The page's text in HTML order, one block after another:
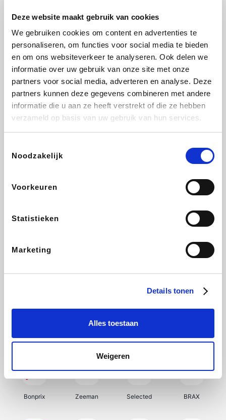
Deze website maakt gebruik van cookies
We gebruiken cookies om content en advertenties te
personaliseren, om functies voor social media te bieden
en om ons websiteverkeer te analyseren. Ook delen we
informatie over uw gebruik van onze site met onze
partners voor social media, adverteren en analyse. Deze
partners kunnen deze gegevens combineren met andere
informatie die u aan ze heeft verstrekt of die ze hebben
verzameld op basis van uw gebruik van hun services.
Noodzakelijk
Voorkeuren
Statistieken
Marketing
Details tonen
Alles toestaan
Weigeren
Sarenza Interhome Schiesser Bolt Energie
DeubaXXL
Ekoi About You
Weekendesk Tennis Point Samsung Delonghi
Bonprix Zeeman Selected BRAX